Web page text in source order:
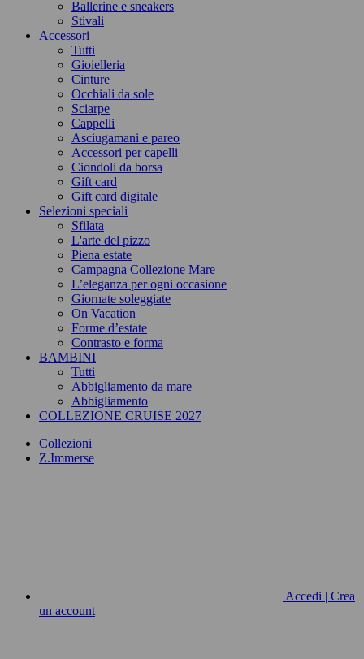
Ballerine e sneakers
Stivali
Accessori
Tutti
Gioielleria
Cinture
Occhiali da sole
Sciarpe
Cappelli
Asciugamani e pareo
Accessori per capelli
Ciondoli da borsa
Gift card
Gift card digitale
Selezioni speciali
Sfilata
L'arte del pizzo
Piena estate
Campagna Collezione Mare
L’eleganza per ogni occasione
Giornate soleggiate
On Vacation
Forme d’estate
Contrasto e forma
BAMBINI
Tutti
Abbigliamento da mare
Abbigliamento
COLLEZIONE CRUISE 2027
Collezioni
Z.Immerse
Accedi | Crea
un account